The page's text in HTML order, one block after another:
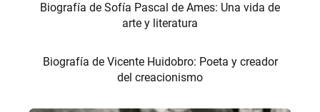
Biografía de Sofía Pascal de Ames: Una vida de
arte y literatura
Biografía de Vicente Huidobro: Poeta y creador
del creacionismo